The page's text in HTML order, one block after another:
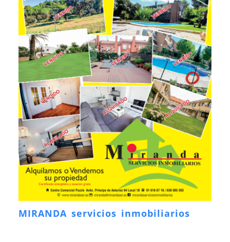
MIRANDA servicios inmobiliarios